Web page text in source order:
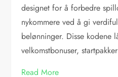
designet for å forbedre
nykommere ved å gi
belønninger. Disse kodene
velkomstbonuser,
Read More